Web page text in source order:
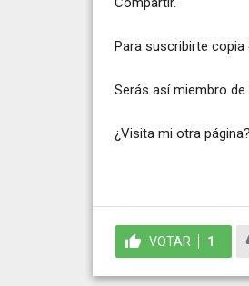
Para suscribirte copia
Serás así miembro
¿Visita mi otra
VOTAR 1